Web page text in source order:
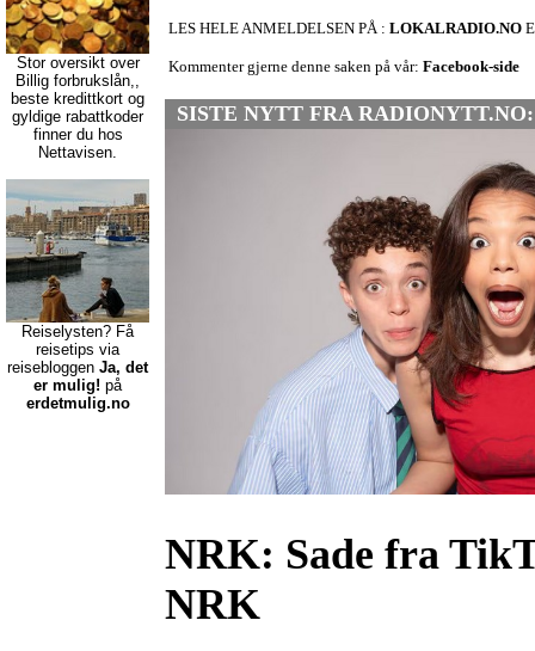
Stor oversikt over
Billig forbrukslån,,
beste kredittkort og
gyldige rabattkoder
finner du hos
Nettavisen.
Reiselysten? Få
reisetips via
reisebloggen Ja, det
er mulig! på
erdetmulig.no
LES HELE ANMELDELSEN PÅ : LOKALRADIO.NO
Kommenter gjerne denne saken på vår: Facebook-side
SISTE NYTT FRA RADIONYTT.NO:
NRK: Sade fra
NRK